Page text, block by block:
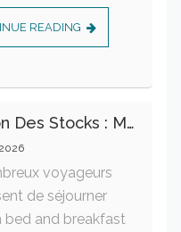
READING
Gestion Des Stocks : Meilleures Pratiques Intralogistiques
voyageurs
de séjourner
bed and breakfast